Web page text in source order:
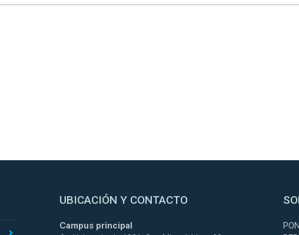
UBICACIÓN Y CONTACTO
Campus principal